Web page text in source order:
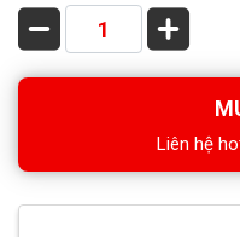
Liên hệ